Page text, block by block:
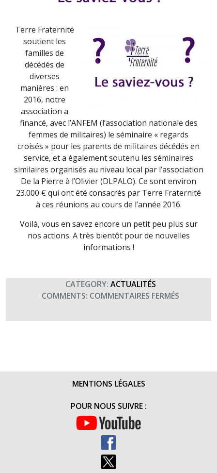
Terre Fraternité
soutient les
familles de
décédés de
diverses
manières : en
2016, notre
association a
financé, avec l’ANFEM (l’association nationale des
femmes de militaires) le séminaire « regards
croisés » pour les parents de militaires décédés en
service, et a également soutenu les séminaires
similaires organisés au niveau local par l’association
De la Pierre à l’Olivier (DLPALO). Ce sont environ
23.000 € qui ont été consacrés par Terre Fraternité
à ces réunions au cours de l’année 2016.
Voilà, vous en savez encore un petit peu plus sur
nos actions. A très bientôt pour de nouvelles
informations !
CATEGORY: ACTUALITÉS
COMMENTS: COMMENTAIRES FERMÉS
SAVIEZ-
MENTIONS LÉGALES
POUR NOUS SUIVRE :